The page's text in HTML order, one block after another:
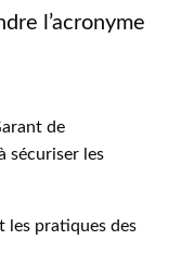
l’acronyme
de
sécuriser les
les pratiques des